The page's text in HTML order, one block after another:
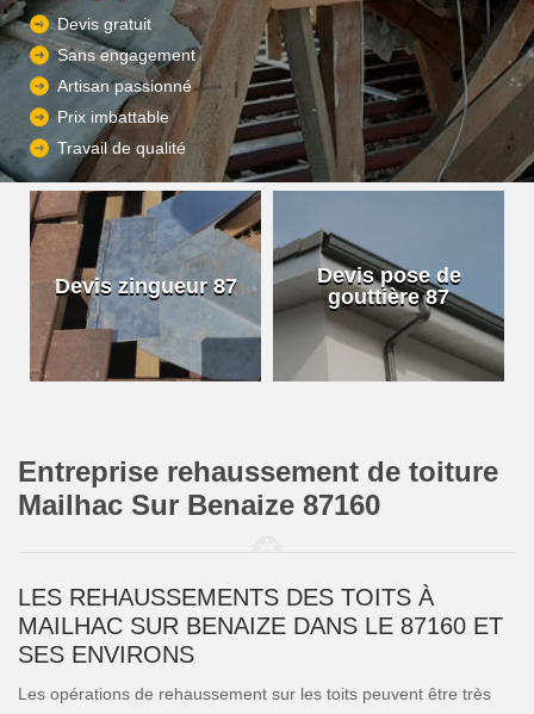
Devis gratuit
Sans engagement
Artisan passionné
Prix imbattable
Travail de qualité
Devis zingueur 87
Devis pose de
gouttière 87
Entreprise rehaussement de toiture
Mailhac Sur Benaize 87160
LES REHAUSSEMENTS DES TOITS À
MAILHAC SUR BENAIZE DANS LE 87160 ET
SES ENVIRONS
Les opérations de rehaussement sur les toits peuvent être très